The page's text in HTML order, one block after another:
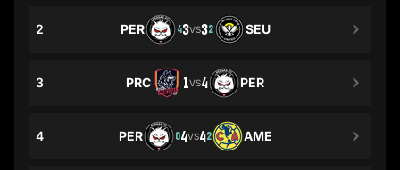
2 PER 43VS32 SEU
3 PRC 1VS4 PER
4 PER 04VS42 AME